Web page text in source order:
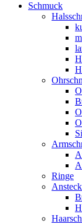
Schmuck
Ringe